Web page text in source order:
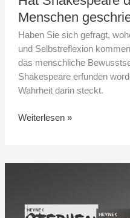
Menschen
Haben Sie sich gefragt,
und Selbstreflexion
das menschliche
Shakespeare erfunden
Wahrheit darin steckt.
Weiterlesen »
April?